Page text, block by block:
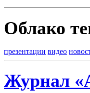
Облако
презентации видео
Журнал